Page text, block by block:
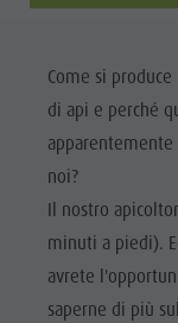
Laghetto di
MTB Area
Cascate
Olympic Arena
Lago di
Top eventi
Cataloghi
Informazioni A-Z
Offerte
Contatto
Sostenibilità
Come si
di api e perché
noi?
Il nostro
minuti a piedi).
avrete
saperne di più